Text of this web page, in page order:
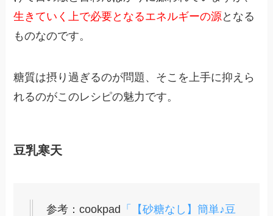
生きていく上で必要となるエネルギーの源となる
ものなのです。
糖質は摂り過ぎるのが問題、そこを上手に抑えら
れるのがこのレシピの魅力です。
豆乳寒天
参考：cookpad 「【砂糖なし】簡単♪豆